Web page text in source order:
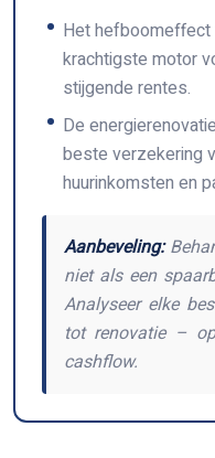
Het hefboomeffect
krachtigste motor
stijgende rentes.
De
beste verzekering
huurinkomsten en
Aanbeveling:
niet als een
Analyseer elke
tot renovatie –
cashflow.